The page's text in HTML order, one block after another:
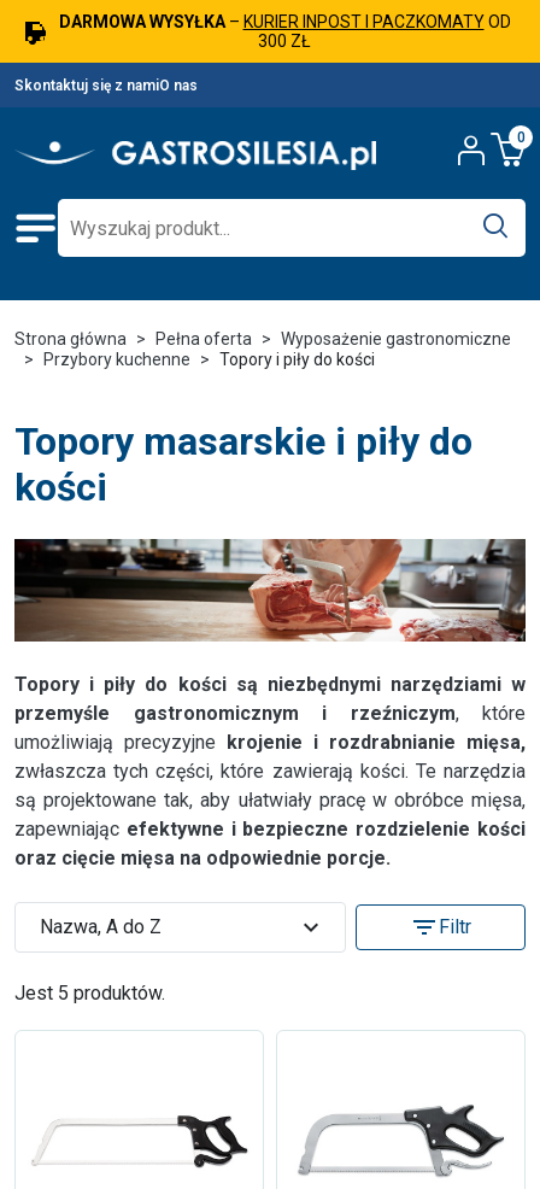
DARMOWA WYSYŁKA– KURIER INPOST I PACZKOMATYOD
300 ZŁ
Skontaktuj się z namiO nas
0
Strona główna Pełna oferta
Wyposażenie gastronomiczne
Przybory kuchenne
Topory i piły do kości
Topory masarskie i piły do
kości
Topory i piły do kości są niezbędnymi narzędziami w
przemyśle gastronomicznym i rzeźniczym, które
umożliwiają precyzyjne krojenie i rozdrabnianie mięsa,
zwłaszcza tych części, które zawierają kości. Te narzędzia
są projektowane tak, aby ułatwiały pracę w obróbce mięsa,
zapewniając efektywne i bezpieczne rozdzielenie kości
oraz cięcie mięsa na odpowiednie porcje.
Jest 5 produktów.
Nazwa, A do Z expand_more filter_list Filtr